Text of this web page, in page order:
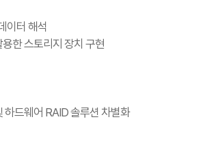
이터 해석
한 스토리지 장치 구현
하드웨어 RAID 솔루션 차별화